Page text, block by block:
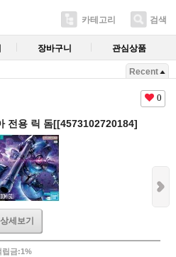
카테고리 검색
장바구니 관심상품
Recent
0
전용 릭 돔[[4573102720184]
상세보기
립금:1%